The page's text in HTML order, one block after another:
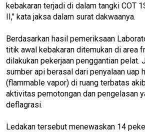
kebakaran terjadi di dalam tangki COT
II," kata jaksa dalam surat dakwaanya.
Berdasarkan hasil pemeriksaan
titik awal kebakaran ditemukan di area
dilakukan pekerjaan penggantian pelat.
sumber api berasal dari penyalaan uap
(flammable vapor) di ruang terbatas
aktivitas pemotongan dan pengelasan
deflagrasi.
Ledakan tersebut menewaskan 14